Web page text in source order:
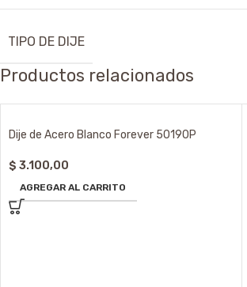
TIPO DE DIJE
Productos relacionados
Dije de Acero Blanco Forever 50190P
$ 3.100,00
AGREGAR AL CARRITO